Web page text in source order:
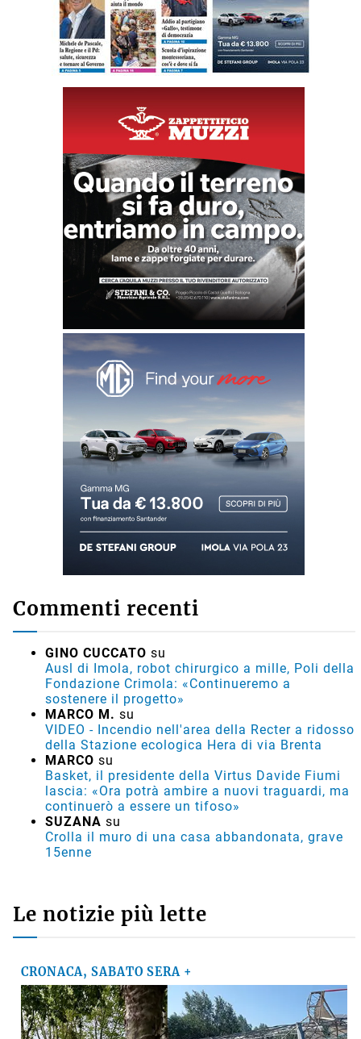
Commenti recenti
GINO CUCCATO su
Ausl di Imola, robot chirurgico a mille, Poli della
Fondazione Crimola: «Continueremo a
sostenere il progetto»
MARCO M. su
VIDEO - Incendio nell'area della Recter a ridosso
della Stazione ecologica Hera di via Brenta
MARCO su
Basket, il presidente della Virtus Davide Fiumi
lascia: «Ora potrà ambire a nuovi traguardi, ma
continuerò a essere un tifoso»
SUZANA su
Crolla il muro di una casa abbandonata, grave
15enne
Le notizie più lette
CRONACA, SABATO SERA +